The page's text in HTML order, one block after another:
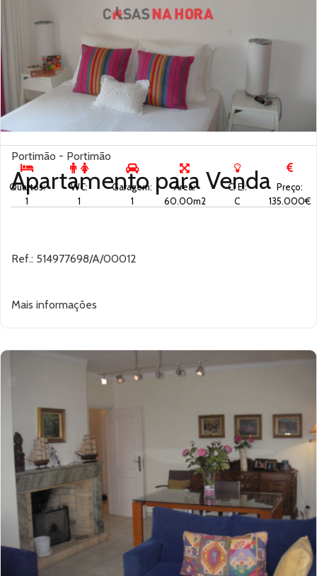
Portimão - Portimão
Apartamento paraVenda
Ref.: 514977698/A/00012
Mais informações
Quartos:
1
WC:
1
Garagem:
1
Área:
60.00m2
C. E.:
C
Preço:
135.000€